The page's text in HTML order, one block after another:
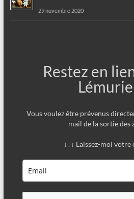
29 novembre 2020
Restez en
Vous voulez être prévenus
mail de la sortie des
↓↓↓ Laissez-moi votre